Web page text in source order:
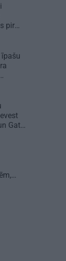
pirms
īpašu
Gatis